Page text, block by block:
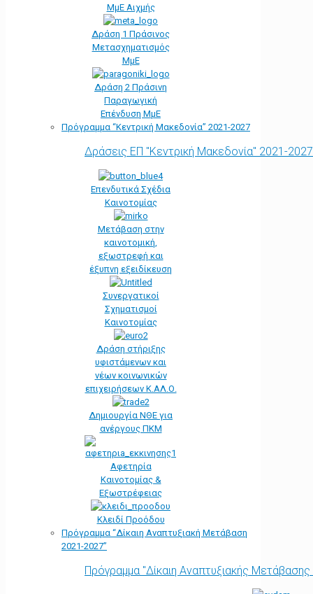
ΜμΕ Αιχμής
Δράση 1 Πράσινος
Μετασχηματισμός
ΜμΕ
Δράση 2 Πράσινη
Παραγωγική
Επένδυση ΜμΕ
Πρόγραμμα “Κεντρική Μακεδονία” 2021-2027
Δράσεις ΕΠ "Κεντρική Μακεδονία" 2021-2027
Επενδυτικά Σχέδια
Καινοτομίας
Μετάβαση στην
καινοτομική,
εξωστρεφή και
έξυπνη εξειδίκευση
Συνεργατικοί
Σχηματισμοί
Καινοτομίας
Δράση στήριξης
υφιστάμενων και
νέων κοινωνικών
επιχειρήσεων Κ.ΑΛ.Ο.
Δημιουργία ΝΘΕ για
ανέργους ΠΚΜ
Αφετηρία
Kαινοτομίας &
Εξωστρέφειας
Κλειδί Προόδου
Πρόγραμμα “Δίκαιη Αναπτυξιακή Μετάβαση
2021-2027”
Πρόγραμμα "Δίκαιη Αναπτυξιακής